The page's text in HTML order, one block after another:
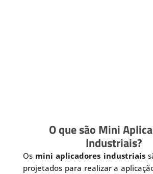
O que são Mini
Industriais?
Os mini aplicadores industriais
projetados para realizar a